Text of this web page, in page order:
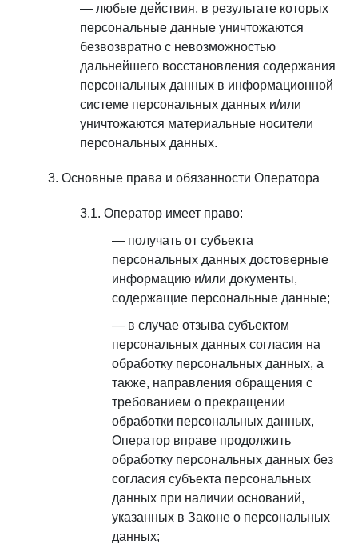
— любые действия, в результате которых
персональные данные уничтожаются
безвозвратно с невозможностью
дальнейшего восстановления содержания
персональных данных в информационной
системе персональных данных и/или
уничтожаются материальные носители
персональных данных.
Основные права и обязанности Оператора
Оператор имеет право:
получать от субъекта
персональных данных достоверные
информацию и/или документы,
содержащие персональные данные;
в случае отзыва субъектом
персональных данных согласия на
обработку персональных данных, а
также, направления обращения с
требованием о прекращении
обработки персональных данных,
Оператор вправе продолжить
обработку персональных данных без
согласия субъекта персональных
данных при наличии оснований,
указанных в Законе о персональных
данных;